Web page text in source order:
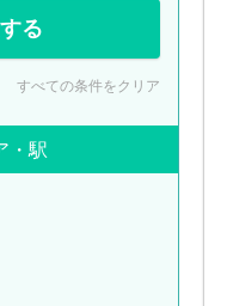
る
すべての条件をクリア
・駅